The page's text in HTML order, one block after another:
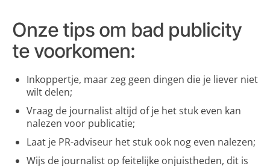
Onze tips om bad publicity
te voorkomen:
Inkoppertje, maar zeg geen dingen die je liever niet
wilt delen;
Vraag de journalist altijd of je het stuk even kan
nalezen voor publicatie;
Laat je PR-adviseur het stuk ook nog even nalezen;
Wijs de journalist op feitelijke onjuistheden, dit is